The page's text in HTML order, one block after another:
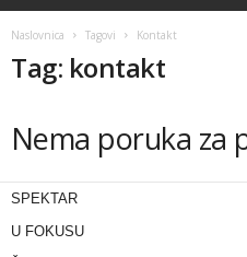
Naslovnica Tagovi Kontakt
Tag: kontakt
Nema poruka za
SPEKTAR
U FOKUSU